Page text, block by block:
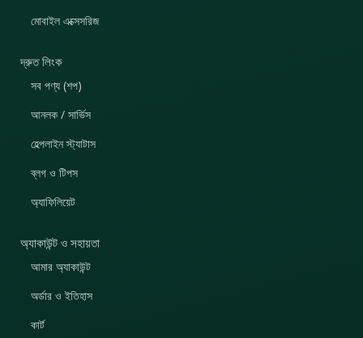
মোবাইল এক্সেসরিজ
দ্রুত লিংক
সব পণ্য (শপ)
আনলক / সার্ভিস
হেল্পলাইন স্ট্যাটাস
ব্লগ ও টিপস
অ্যাফিলিয়েট
অ্যাকাউন্ট ও সহায়তা
আমার অ্যাকাউন্ট
অর্ডার ও ইতিহাস
কার্ট